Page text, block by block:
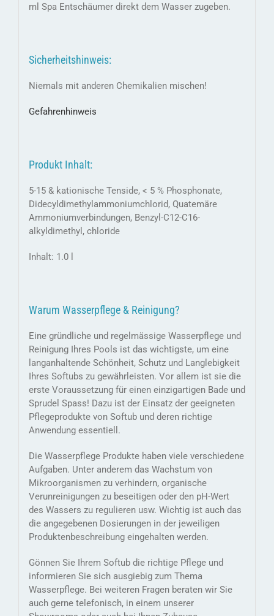
ml Spa Entschäumer direkt dem Wasser zugeben.
Sicherheitshinweis:
Niemals mit anderen Chemikalien mischen!
Gefahrenhinweis
Produkt Inhalt:
5-15 & kationische Tenside, < 5 % Phosphonate,
Didecyldimethylammoniumchlorid, Quatemäre
Ammoniumverbindungen, Benzyl-C12-C16-
alkyldimethyl, chloride
Inhalt: 1.0 l
Warum Wasserpflege & Reinigung?
Eine gründliche und regelmässige Wasserpflege und
Reinigung Ihres Pools ist das wichtigste, um eine
langanhaltende Schönheit, Schutz und Langlebigkeit
Ihres Softubs zu gewährleisten. Vor allem ist sie die
erste Voraussetzung für einen einzigartigen Bade und
Sprudel Spass! Dazu ist der Einsatz der geeigneten
Pflegeprodukte von Softub und deren richtige
Anwendung essentiell.
Die Wasserpflege Produkte haben viele verschiedene
Aufgaben. Unter anderem das Wachstum von
Mikroorganismen zu verhindern, organische
Verunreinigungen zu beseitigen oder den pH-Wert
des Wassers zu regulieren usw. Wichtig ist auch das
die angegebenen Dosierungen in der jeweiligen
Produktenbeschreibung eingehalten werden.
Gönnen Sie Ihrem Softub die richtige Pflege und
informieren Sie sich ausgiebig zum Thema
Wasserpflege. Bei weiteren Fragen beraten wir Sie
auch gerne telefonisch, in einem unserer